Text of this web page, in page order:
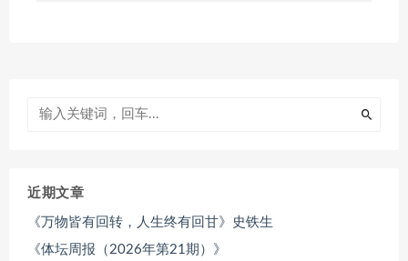
近期文章
《万物皆有回转，人生终有回甘》史铁生
《体坛周报（2026年第21期）》